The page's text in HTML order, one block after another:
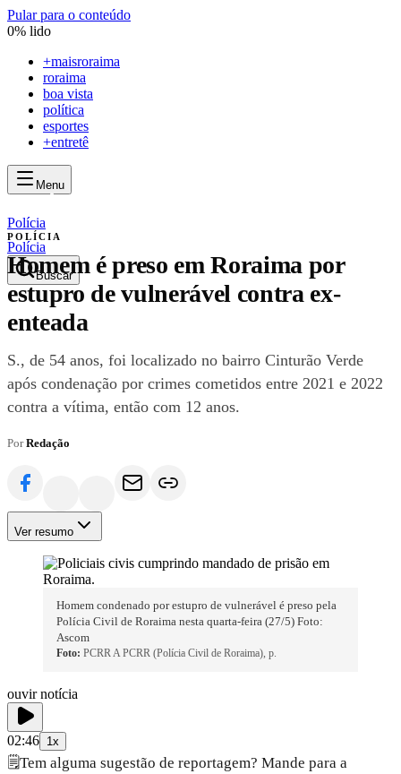
Pular para o conteúdo
0% lido
+maisroraima
roraima
boa vista
política
esportes
+entretê
Menu
maisroraima
mais
Polícia
Buscar
Polícia
POLÍCIA
Homem é preso em Roraima por
estupro de vulnerável contra ex-
enteada
S., de 54 anos, foi localizado no bairro Cinturão Verde
após condenação por crimes cometidos entre 2021 e 2022
contra a vítima, então com 12 anos.
PorRedação
Ver resumo
Homem condenado por estupro de vulnerável é preso pela
Polícia Civil de Roraima nesta quarta-feira (27/5) Foto:
Ascom
Foto: PCRR A PCRR (Polícia Civil de Roraima), p.
ouvir notícia
02:46 1x
🗒️Tem alguma sugestão de reportagem? Mande para a